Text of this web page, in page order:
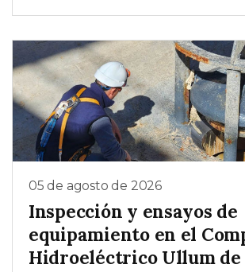
05 de agosto de 2026
Inspección y ensayos de
equipamiento en el
Hidroeléctrico Ullum de